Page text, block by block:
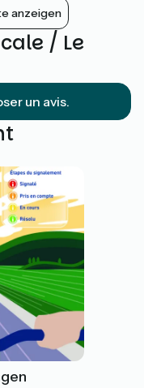
anzeigen
/ Le
un avis.